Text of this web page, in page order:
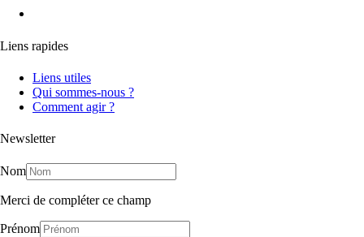
Liens rapides
Liens utiles
Qui sommes-nous ?
Comment agir ?
Newsletter
Nom
Merci de compléter ce champ
Prénom